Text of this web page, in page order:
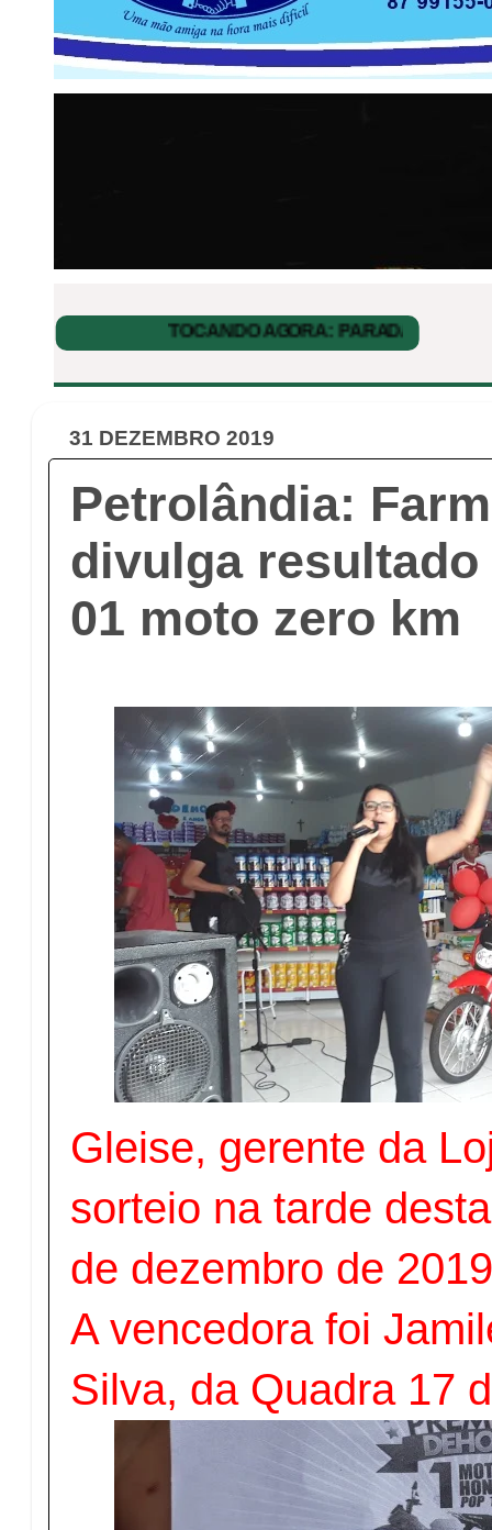
31 DEZEMBRO 2019
Petrolândia:
divulga
01 moto zero km
Gleise, gerente da
sorteio na tarde
de dezembro de
A vencedora foi
Silva, da Quadra 17